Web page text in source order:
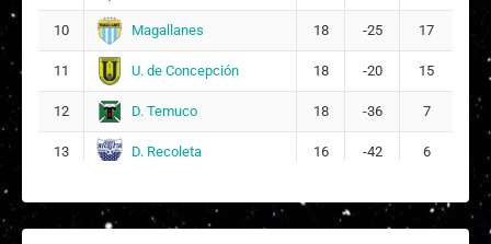
10 Magallanes 18 -25 17
11 U. de Concepción 18 -20 15
12 D. Temuco 18 -36 7
13 D. Recoleta 16 -42 6